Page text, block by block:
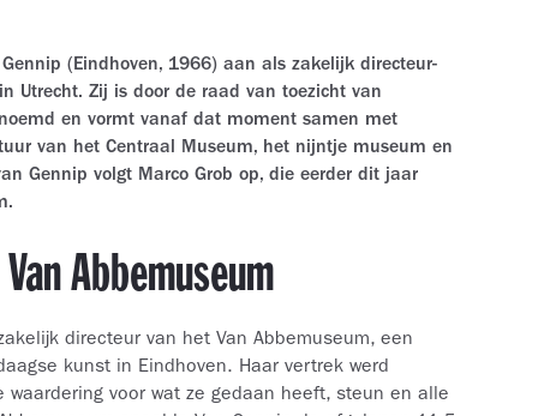
(Eindhoven, 1966) aan als zakelijk directeur-
Utrecht. Zij is door de raad van toezicht van
en vormt vanaf dat moment samen met
van het Centraal Museum, het nijntje museum en
Gennip volgt Marco Grob op, die eerder dit jaar
Abbemuseum
directeur van het Van Abbemuseum, een
kunst in Eindhoven. Haar vertrek werd
voor wat ze gedaan heeft, steun en alle